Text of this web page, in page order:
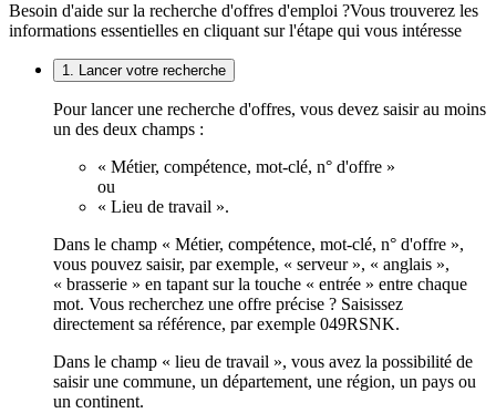
Besoin d'aide sur la recherche d'offres d'emploi ?Vous trouverez les
informations essentielles en cliquant sur l'étape qui vous intéresse
1. Lancer votre recherche
Pour lancer une recherche d'offres, vous devez saisir au moins
un des deux champs :
« Métier, compétence, mot-clé, n° d'offre »
ou
« Lieu de travail ».
Dans le champ « Métier, compétence, mot-clé, n° d'offre »,
vous pouvez saisir, par exemple, « serveur », « anglais »,
« brasserie » en tapant sur la touche « entrée » entre chaque
mot. Vous recherchez une offre précise ? Saisissez
directement sa référence, par exemple 049RSNK.
Dans le champ « lieu de travail », vous avez la possibilité de
saisir une commune, un département, une région, un pays ou
un continent.